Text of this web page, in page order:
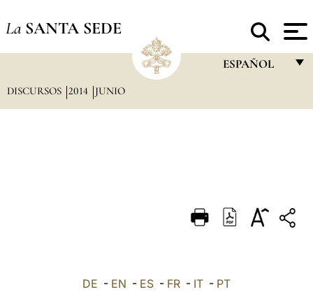
La SANTA SEDE
ESPAÑOL
DEUTSCH
العربيّة
DISCURSOS 2014 JUNIO
DE - EN - ES - FR - IT - PT